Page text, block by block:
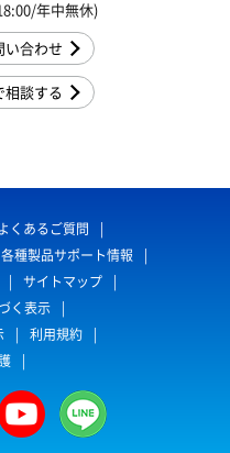
年中無休)
い合わせ
相談する
くあるご質問
各種製品サポート情報
サイトマップ
く表示
利用規約